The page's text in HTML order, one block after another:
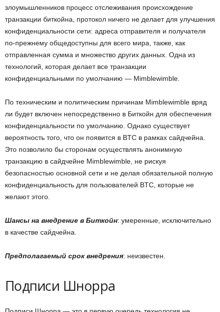
злоумышленников процесс отслеживания происхождение
транзакции биткойна, протокол ничего не делает для улучшения
конфиденциальности сети: адреса отправителя и получателя
по-прежнему общедоступны для всего мира, также, как
отправленная сумма и множество других данных. Одна из
технологий, которая делает все транзакции
конфиденциальными по умолчанию — Mimblewimble.
По техническим и политическим причинам Mimblewimble вряд
ли будет включен непосредственно в Биткойн для обеспечения
конфиденциальности по умолчанию. Однако существует
вероятность того, что он появится в BTC в рамках сайдчейна.
Это позволило бы сторонам осуществлять анонимную
транзакцию в сайдчейне Mimblewimble, не рискуя
безопасностью основной сети и не делая обязательной полную
конфиденциальность для пользователей BTC, которые не
желают этого.
Шансы на внедрение в Биткойн: умеренные, исключительно
в качестве сайдчейна.
Предполагаемый срок внедрения: неизвестен.
Подписи Шнорра